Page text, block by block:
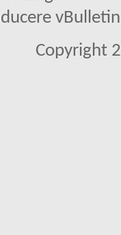
Copyright